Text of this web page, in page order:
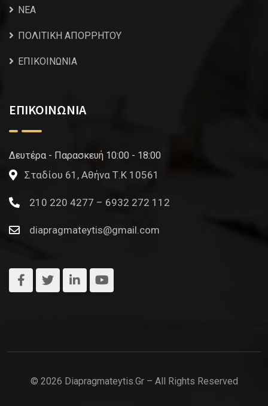
NEA
ΠΟΛΙΤΙΚΗ ΑΠΟΡΡΗΤΟΥ
ΕΠΙΚΟΙΝΩΝΙΑ
ΕΠΙΚΟΙΝΩΝΙΑ
Δευτέρα - Παρασκευή 10:00 - 18:00
Σταδίου 61, Αθήνα Τ.Κ 10561
210 220 4277 – 6932 272 112
diapragmateytis@gmail.com
© 2026 Diapragmateytis.gr – All Rights Reserved